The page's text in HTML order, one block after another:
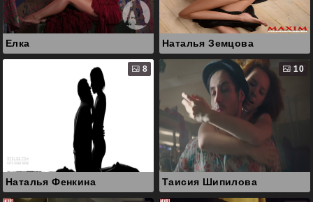
Елка Наталья Земцова
8
Наталья Фенкина
10
Таисия Шипилова